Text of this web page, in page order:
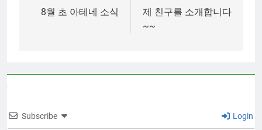
navigation
8월 초 아테네 소식
제 친구를 소개합니다
~~
Subscribe Login